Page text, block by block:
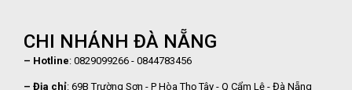
CHI NHÁNH ĐÀ NẴNG
– Hotline: 0829099266 - 0844783456
– Địa chỉ: 69B Trường Sơn - P Hòa Thọ Tây - Q Cẩm Lệ - Đà Nẵng